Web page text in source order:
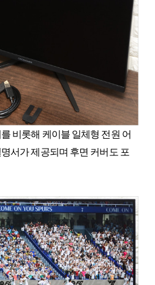
비롯해 케이블 일체형 전원 어
서가 제공되며 후면 커버도 포